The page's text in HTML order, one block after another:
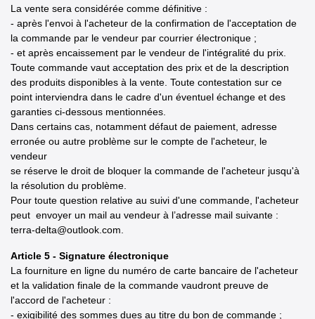
La vente sera considérée comme définitive :
- après l'envoi à l'acheteur de la confirmation de l'acceptation de
la commande par le vendeur par courrier électronique ;
- et après encaissement par le vendeur de l'intégralité du prix.
Toute commande vaut acceptation des prix et de la description
des produits disponibles à la vente. Toute contestation sur ce
point interviendra dans le cadre d'un éventuel échange et des
garanties ci-dessous mentionnées.
Dans certains cas, notamment défaut de paiement, adresse
erronée ou autre problème sur le compte de l'acheteur, le
vendeur
se réserve le droit de bloquer la commande de l'acheteur jusqu'à
la résolution du problème.
Pour toute question relative au suivi d'une commande, l'acheteur
peut envoyer un mail au vendeur à l’adresse mail suivante :
terra-delta@outlook.com.
Article 5 - Signature électronique
La fourniture en ligne du numéro de carte bancaire de l'acheteur
et la validation finale de la commande vaudront preuve de
l'accord de l'acheteur :
- exigibilité des sommes dues au titre du bon de commande ;